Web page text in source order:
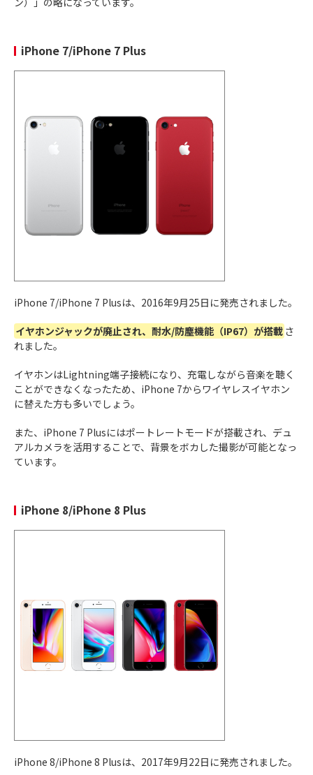
Pro Max
2月28日
iPhone16e
4,800万画素シングルカメラ
自社開発のセルラーモデム｢Apple C1｣搭載
2025年
9月20日
カメラ位置が横長のカメラバー型に変更
プロセッサは「A19」搭載
iPhone 17シリーズはフロントカメラの画素
スプレイ「LTPO OLED」を全モデルに搭載。
2025年
歴代iPhoneの中でも最薄のボディ
カメラ位置が横長のカメラバー型に変更
iPhone 17シリーズはLTPO方式の有機ELディ
スプレイ「LTPO OLED」を全モデルに搭載。
9月20日
iPhone17P
冷却システムに「ベイパーチャンバー」を採
用、高負荷処理でも安定
万画素（予想）望遠：1,200万画素（予想）
2025年
9月20日
iPhone17P
冷却システムに「ベイパーチャンバー」を採
用、高負荷処理でも安定
カメラ位置が横長のカメラバー型に変更
プロセッサは「A19 Pro」搭載
シリーズ最大の大容量バッテリーを搭載
Intelligenceに対応
iPhone 7/iPhone 7 Plus
iPhone 7/iPhone 7 Plusは、2016年9月25日に発売されました。
イヤホンジャックが廃止され、耐水/防塵機能（IP67）が搭載 さ
れました。
イヤホンはLightning端子接続になり、充電しながら音楽を聴く
ことができなくなったため、iPhone 7からワイヤレスイヤホン
に替えた方も多いでしょう。
また、iPhone 7 Plusにはポートレートモードが搭載され、デュ
アルカメラを活用することで、背景をボカした撮影が可能となっ
ています。
iPhone 8/iPhone 8 Plus
iPhone 8/iPhone 8 Plusは、2017年9月22日に発売されました。